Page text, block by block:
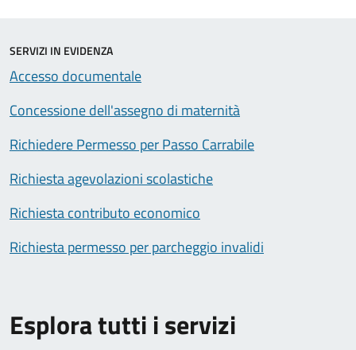
Esplora tutti i servizi
SERVIZI IN EVIDENZA
Accesso documentale
Concessione dell'assegno di maternità
Richiedere Permesso per Passo Carrabile
Richiesta agevolazioni scolastiche
Richiesta contributo economico
Richiesta permesso per parcheggio invalidi